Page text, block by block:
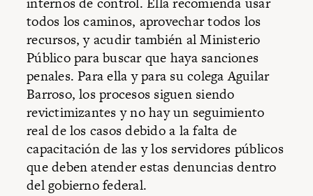
todos los caminos, aprovechar todos los
recursos, y acudir también al Ministerio
Público para buscar que haya sanciones
penales. Para ella y para su colega Aguilar
Barroso, los procesos siguen siendo
revictimizantes y no hay un seguimiento
real de los casos debido a la falta de
capacitación de las y los servidores públicos
que deben atender estas denuncias dentro
del gobierno federal.